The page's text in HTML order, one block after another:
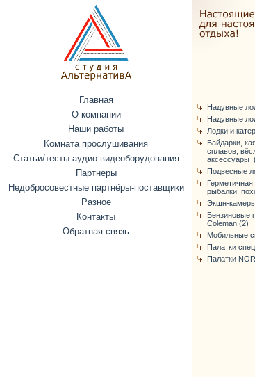
Главная
О компании
Наши работы
Комната прослушивания
Статьи/тесты аудио-видеоборудования
Партнеры
Недобросовестные партнёры-поставщики
Разное
Контакты
Обратная связь
Надувные
Надувные
Лодки и
Байдарки,
сплавов,
аксессуары
Подвесные
Герметичная
рыбалки,
Экшн-
Бензиновые
Coleman (2)
Мобильные
Палатки
Палатки